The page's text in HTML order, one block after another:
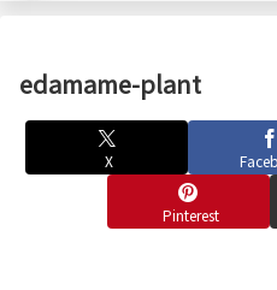
edamame-plant
X
Pinterest